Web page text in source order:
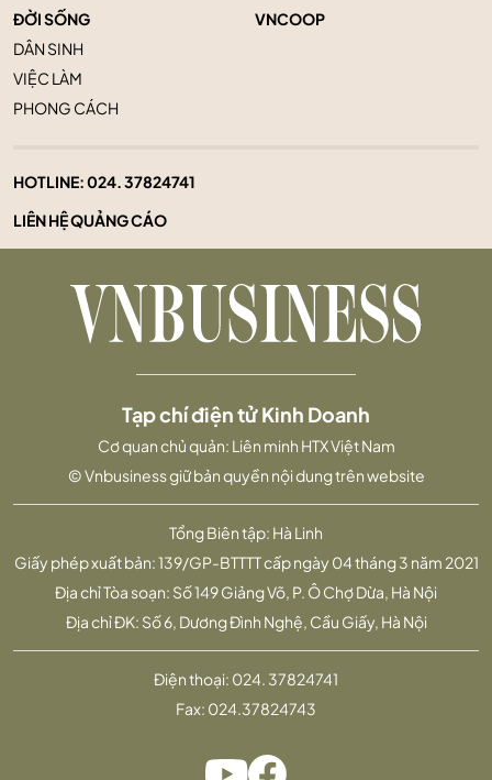
ĐỜI SỐNG
DÂN SINH
VIỆC LÀM
PHONG CÁCH
VNCOOP
HOTLINE:024. 37824741
LIÊN HỆ QUẢNG CÁO
Tổng Biên tập: Hà Linh
Giấy phép xuất bản: 139/GP-BTTTT cấp ngày 04 tháng 3 năm 2021
Địa chỉ Tòa soạn: Số 149 Giảng Võ, P. Ô Chợ Dừa, Hà Nội
Địa chỉ ĐK: Số 6, Dương Đình Nghệ, Cầu Giấy, Hà Nội
Tạp chí điện tử Kinh Doanh
Cơ quan chủ quản: Liên minh HTX Việt Nam
© Vnbusiness giữ bản quyền nội dung trên website
Điện thoại: 024. 37824741
Fax: 024.37824743